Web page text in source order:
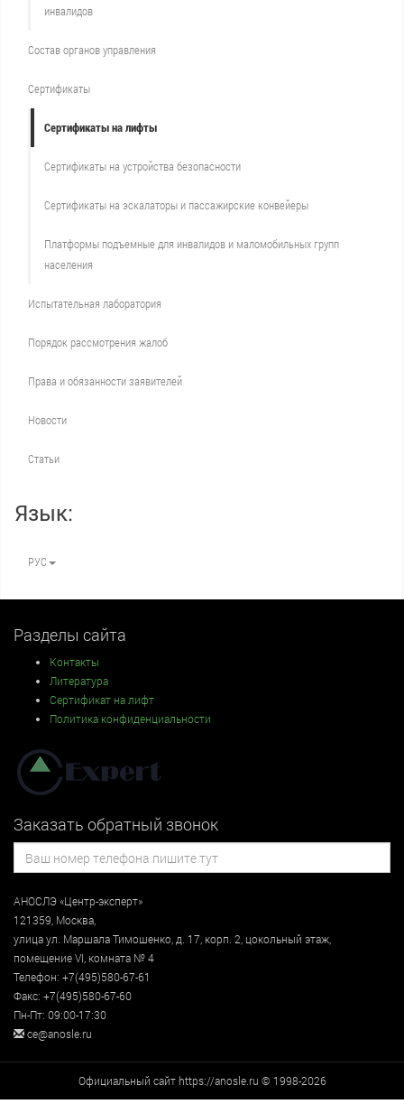
инвалидов
Состав органов управления
Сертификаты
Сертификаты на лифты
Сертификаты на устройства безопасности
Сертификаты на эскалаторы и пассажирские конвейеры
Платформы подъемные для инвалидов и маломобильных групп
населения
Испытательная лаборатория
Порядок рассмотрения жалоб
Права и обязанности заявителей
Новости
Статьи
Язык:
РУС
Разделы сайта
Контакты
Литература
Сертификат на лифт
Политика конфиденциальности
Заказать обратный звонок
АНОСЛЭ «Центр-эксперт»
121359 Москва
улицаул. Маршала Тимошенко, д. 17, корп. 2, цокольный этаж
помещение VI, комната № 4
Телефон: +7(495)580-67-61
Факс: +7(495)580-67-60
Пн-Пт: 09:00-17:30
ce@anosle.ru
Официальный сайт https://anosle.ru © 1998-2026